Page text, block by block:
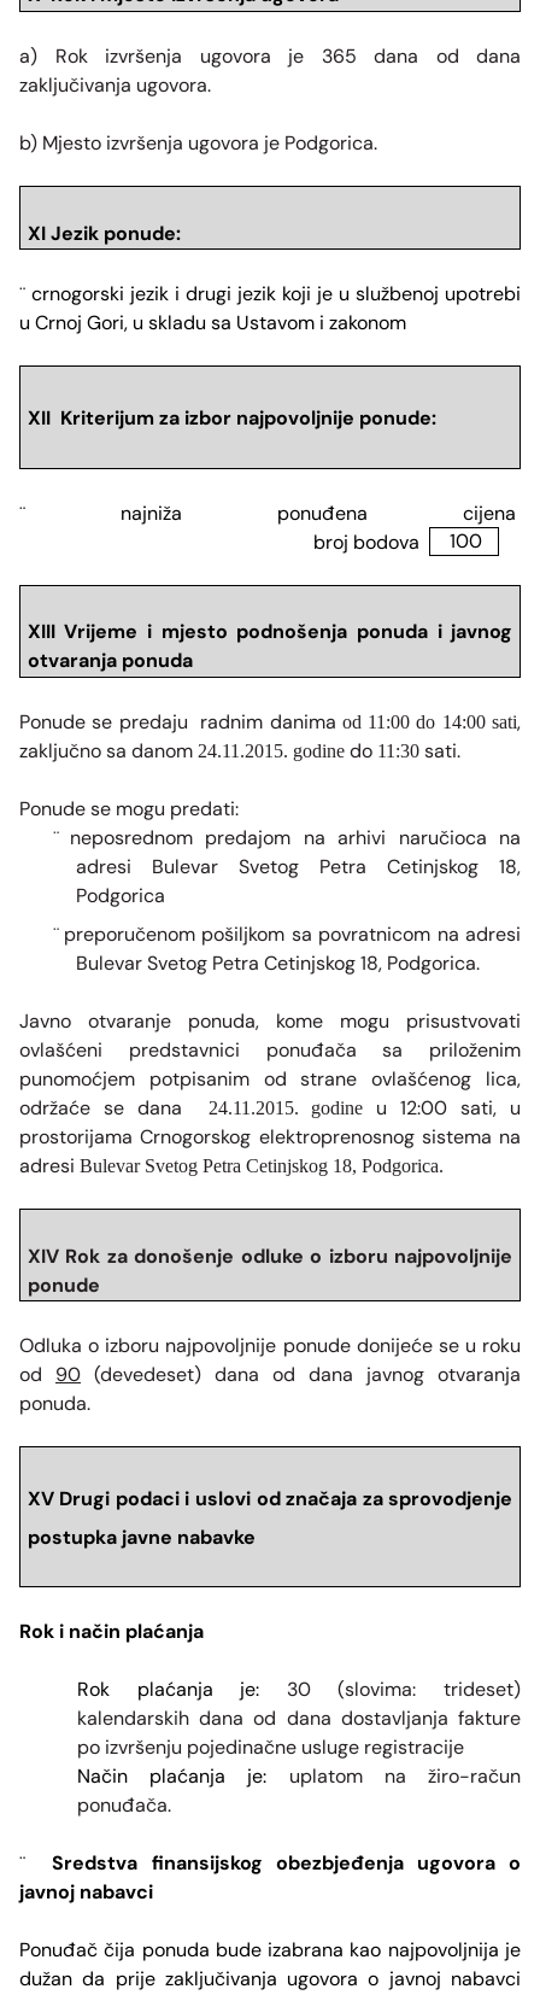
a) Rok izvršenja ugovora je 365 dana od dana
zaključivanja ugovora.
b) Mjesto izvršenja ugovora je Podgorica.
XI Jezik ponude:
¨ crnogorski jezik i drugi jezik koji je u službenoj upotrebi
u Crnoj Gori, u skladu sa Ustavom i zakonom
XII Kriterijum za izbor najpovoljnije ponude:
¨
najniža ponuđena cijena
broj bodova
100
XIII Vrijeme i mjesto podnošenja ponuda i javnog
otvaranja ponuda
Ponude se predaju radnim danima od 11:00 do 14:00 sati,
zaključno sa danom 24.11.2015. godine do 11:30 sati.
Ponude se mogu predati:
¨ neposrednom predajom na arhivi naručioca na
adresi Bulevar Svetog Petra Cetinjskog 18,
Podgorica
¨ preporučenom pošiljkom sa povratnicom na adresi
Bulevar Svetog Petra Cetinjskog 18, Podgorica.
Javno otvaranje ponuda, kome mogu prisustvovati
ovlašćeni predstavnici ponuđača sa priloženim
punomoćjem potpisanim od strane ovlašćenog lica,
održaće se dana
24.11.2015. godine
u 12:00 sati, u
prostorijama Crnogorskog elektroprenosnog sistema na
adresi Bulevar Svetog Petra Cetinjskog 18, Podgorica.
XIV Rok za donošenje odluke o izboru najpovoljnije
ponude
Odluka o izboru najpovoljnije ponude donijeće se u roku
od 90 (devedeset) dana od dana javnog otvaranja
ponuda.
XV Drugi podaci i uslovi od značaja za sprovodjenje
postupka javne nabavke
Rok i način plaćanja
Rok plaćanja je: 30 (slovima: trideset)
kalendarskih dana od dana dostavljanja fakture
po izvršenju pojedinačne usluge registracije
Način plaćanja je: uplatom na žiro-račun
ponuđača.
¨
Sredstva finansijskog obezbjeđenja ugovora o
javnoj nabavci
Ponuđač čija ponuda bude izabrana kao najpovoljnija je
dužan da prije zaključivanja ugovora o javnoj nabavci